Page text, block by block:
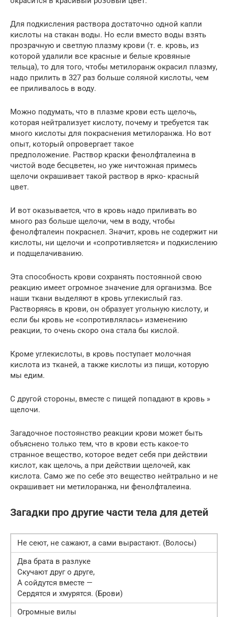
Для подкисления раствора достаточно одной капли
кислоты на стакан воды. Но если вместо воды взять
прозрачную и светлую плазму крови (т. е. кровь, из
которой удалили все красные и белые кровяные
тельца), то для того, чтобы метилоранж окрасил плазму,
надо прилить в 327 раз больше соляной кислоты, чем
ее приливалось в воду.
Можно подумать, что в плазме крови есть щелочь,
которая нейтрализует кислоту, почему и требуется так
много кислоты для покраснения метилоранжа. Но вот
опыт, который опровергает такое
предположение. Раствор краски фенолфталеина в
чистой воде бесцветен, но уже ничтожная примесь
щелочи окрашивает такой раствор в ярко- красный
цвет.
И вот оказывается, что в кровь надо приливать во
много раз больше щелочи, чем в воду, чтобы
фенолфталеин покраснел. Значит, кровь не содержит ни
кислоты, ни щелочи и «сопротивляется» и подкислению
и подщелачиванию.
Эта способность крови сохранять постоянной свою
реакцию имеет огромное значение для организма. Все
наши ткани выделяют в кровь углекислый газ.
Растворяясь в крови, он образует угольную кислоту, и
если бы кровь не «сопротивлялась» изменению
реакции, то очень скоро она стала бы кислой.
Кроме углекислоты, в кровь поступает молочная
кислота из тканей, а также кислоты из пищи, которую
мы едим.
С другой стороны, вместе с пищей попадают в кровь »
щелочи.
Загадочное постоянство реакции крови может быть
объяснено только тем, что в крови есть какое-то
странное вещество, которое ведет себя при действии
кислот, как щелочь, а при действии щелочей, как
кислота. Само же по себе это вещество нейтрально и не
окрашивает ни метилоранжа, ни фенолфталеина.
Загадки про другие части тела для детей
Не сеют, не сажают, а сами вырастают. (Волосы)
Два брата в разлуке
Скучают друг о друге,
А сойдутся вместе —
Сердятся и хмурятся. (Брови)
Огромные вилы